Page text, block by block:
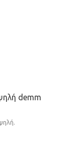
demm